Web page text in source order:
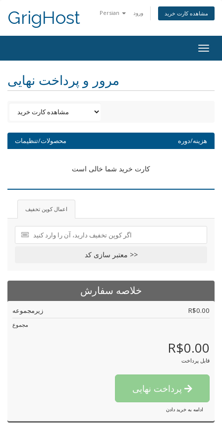
Persian ورود مشاهده کارت خرید GrigHost
مرور و پرداخت نهایی
محصولات/تنظیمات هزینه/دوره
کارت خرید شما خالی است
اعمال کوپن تخفیف
معتبر سازی کد >>
خلاصه سفارش
زیرمجموعه R$0.00
مجموع
R$0.00
قابل پرداخت
ادامه به خرید دادن